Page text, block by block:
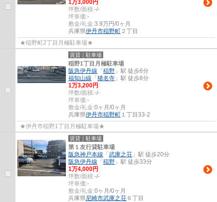
1万3,000円
坪数/面積:-/-
坪単価:-
敷金/礼金:3.9万円/0ヶ月
兵庫県伊丹市稲野町 ２丁目
★稲野町2丁目月極駐車場★
賃貸｜駐車場
稲野1丁目月極駐車場
阪急伊丹線 「 稲野 」駅 徒歩6分
福知山線 「 猪名寺 」駅 徒歩8分
1万3,200円
坪数/面積:-/-
坪単価:-
敷金/礼金:0ヶ月/0ヶ月
兵庫県伊丹市稲野町 １丁目33-2
★伊丹市稲野1丁目月極駐車場★
賃貸｜駐車場
第１友行貸駐車場
阪急神戸本線 「 武庫之荘 」駅 徒歩20分
阪急伊丹線 「 稲野 」駅 徒歩33分
1万4,000円
坪数/面積:-/-
坪単価:-
敷金/礼金:0ヶ月/0ヶ月
兵庫県尼崎市武庫之荘 ６丁目